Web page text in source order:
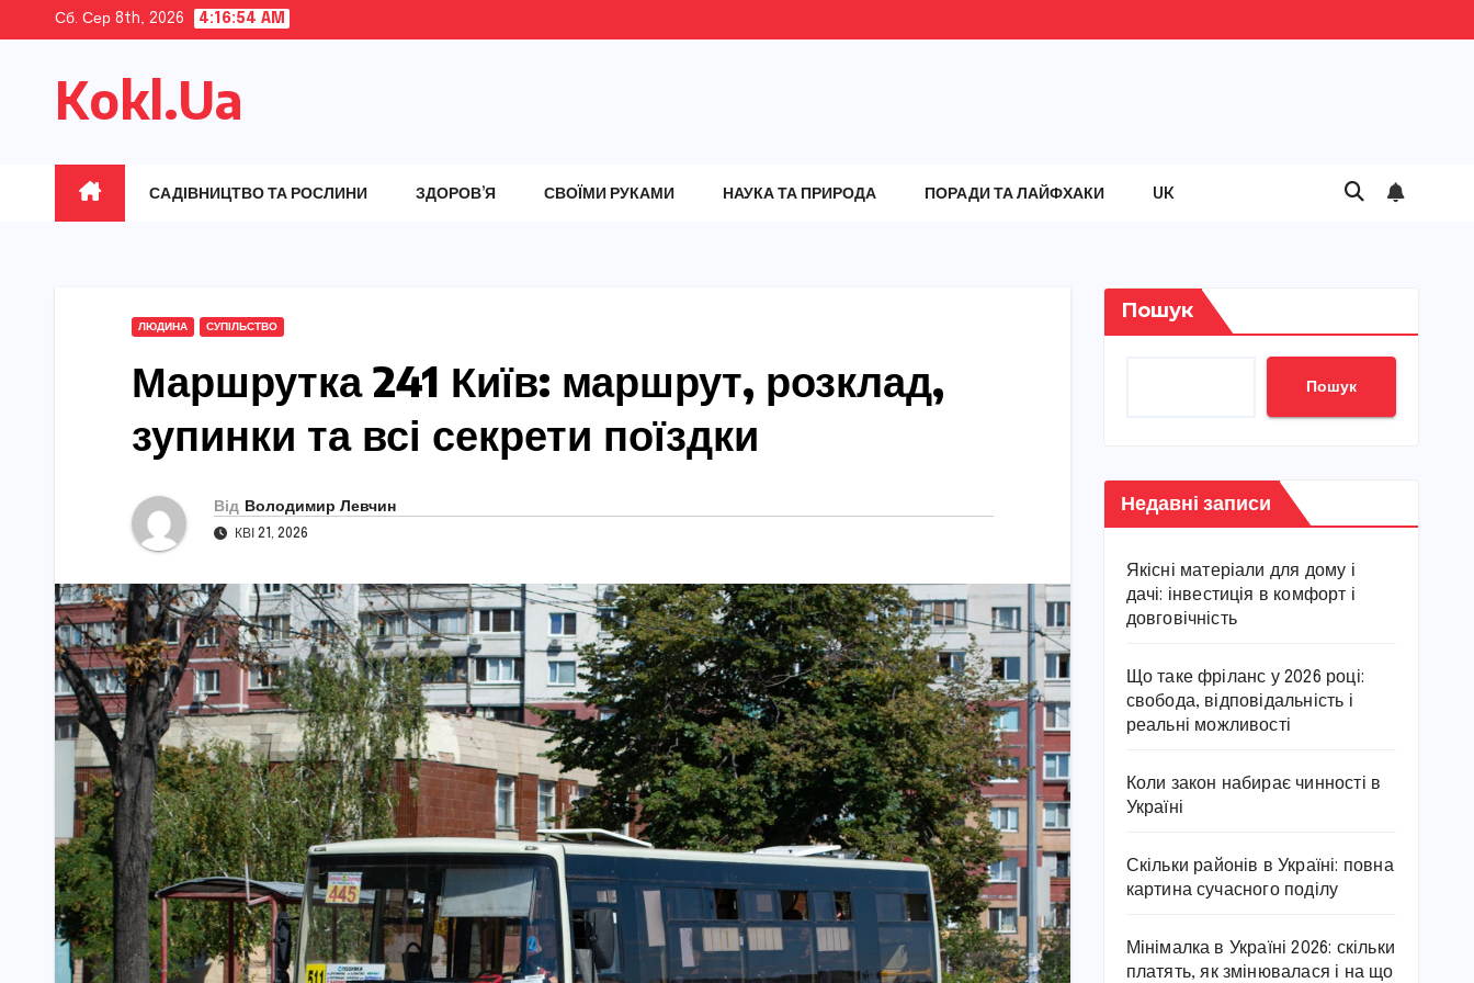
content
Сб. Сер 8th, 2026 4:16:55 AM
Kokl.Ua
САДІВНИЦТВО ТА РОСЛИНИ ЗДОРОВ’Я СВОЇМИ РУКАМИ НАУКА ТА ПРИРОДА ПОРАДИ ТА ЛАЙФХАКИ UK
ЛЮДИНА СУПІЛЬСТВО
Маршрутка 241 Київ: маршрут, розклад,
зупинки та всі секрети поїздки
Від Володимир Левчин
КВІ 21, 2026
Пошук
Пошук
Недавні записи
Якісні матеріали для дому і
дачі: інвестиція в комфорт і
довговічність
Що таке фріланс у 2026 році:
свобода, відповідальність і
реальні можливості
Коли закон набирає чинності в
Україні
Скільки районів в Україні: повна
картина сучасного поділу
Мінімалка в Україні 2026: скільки
платять, як змінювалася і на що